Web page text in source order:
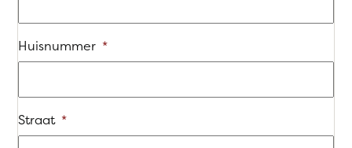
Huisnummer *
Straat *